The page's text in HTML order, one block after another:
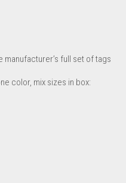
manufacturer’s full set of tags
color, mix sizes in box: